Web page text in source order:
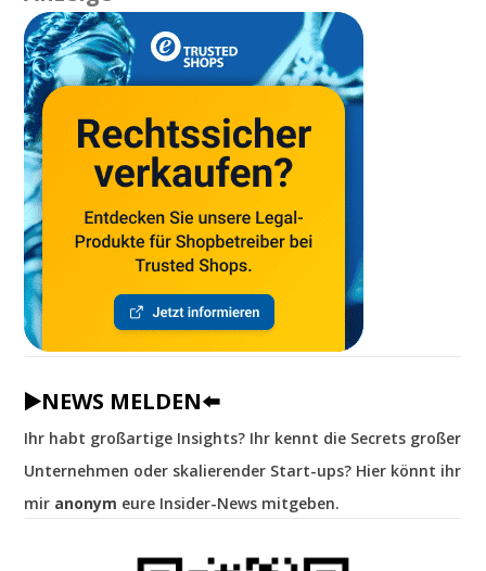
▶️NEWS MELDEN⬅️
Ihr habt großartige Insights? Ihr kennt die Secrets großer
Unternehmen oder skalierender Start-ups? Hier könnt ihr
mir anonym eure Insider-News mitgeben.